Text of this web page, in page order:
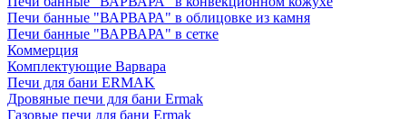
Печи банные "ВАРВАРА" в облицовке из камня
Печи банные "ВАРВАРА" в сетке
Коммерция
Комплектующие Варвара
Печи для бани ERMAK
Дровяные печи для бани Ermak
Газовые печи для бани Ermak